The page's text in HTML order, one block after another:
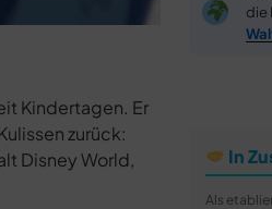
Kindertagen. Er
zurück:
Disney World,
die
In
Als